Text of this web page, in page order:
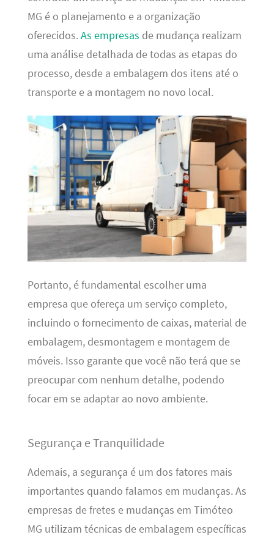
MG é o planejamento e a organização
oferecidos. As empresas de mudança realizam
uma análise detalhada de todas as etapas do
processo, desde a embalagem dos itens até o
transporte e a montagem no novo local.
Portanto, é fundamental escolher uma
empresa que ofereça um serviço completo,
incluindo o fornecimento de caixas, material de
embalagem, desmontagem e montagem de
móveis. Isso garante que você não terá que se
preocupar com nenhum detalhe, podendo
focar em se adaptar ao novo ambiente.
Segurança e Tranquilidade
Ademais, a segurança é um dos fatores mais
importantes quando falamos em mudanças. As
empresas de fretes e mudanças em Timóteo
MG utilizam técnicas de embalagem específicas